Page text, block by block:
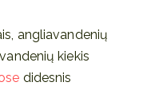
angliavandenių
kiekis
didesnis